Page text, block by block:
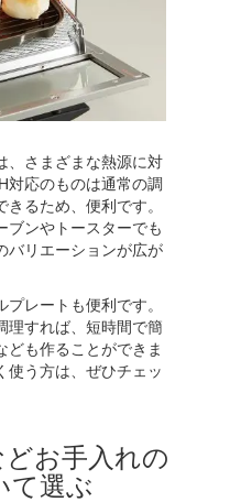
、さまざまな熱源に対
対応のものは通常の調
るため、便利です。
ブンやトースターでも
バリエーションが広が
レートも便利です。
理すれば、短時間で簡
ども作ることができま
使う方は、ぜひチェッ
お手入れの
て選ぶ